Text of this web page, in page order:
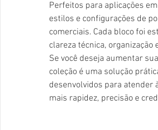
Perfeitos para aplicações em
estilos e configurações de
comerciais. Cada bloco foi
clareza técnica,
Se você deseja aumentar
coleção é uma solução
desenvolvidos para atender
mais rapidez, precisão e